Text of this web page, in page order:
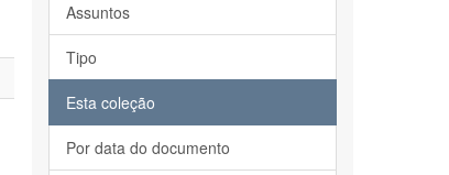
Assuntos
Tipo
Esta coleção
Por data do documento